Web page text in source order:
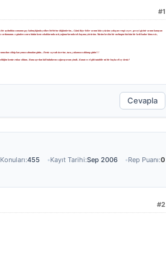
#1
zamanın geç kalmışlığında yolları birbirine düğümlerim... Günü ikiye böler acının kılıcı yüzüne yakışan rengi seçer, geceyi giyinir acının kanayan
o günden sonra bütün kent sokaklarında asit yağmurlarında tek başıma yürürüm. Yüzüm keskin bir mehtapta küskün bir kedi kadar kimsesiz,
söküp karşımıza almadan gittin... Deniz sıçradı üzerine, tuza, yakamoza aldanıp gittin!!!
kentte enkaz oldum.. Bana ayrılan kül bulutlarını soğuruyorum şimdi.. Kanat ve el gibi tutabilir mi bir başka eli ey deniz?
Cevapla
Konuları:455 Kayıt Tarihi:Sep 2006 Rep Puanı:0
#2